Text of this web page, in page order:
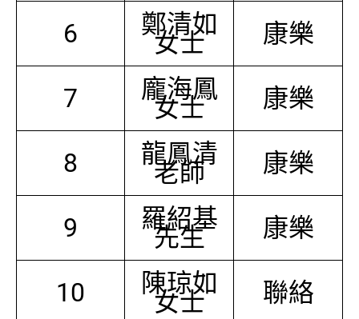
6 鄭清如
女士 康樂
7 龐海鳳
女士 康樂
8 龍鳳清
老師 康樂
9 羅紹基
先生 康樂
10 陳琼如
女士 聯絡